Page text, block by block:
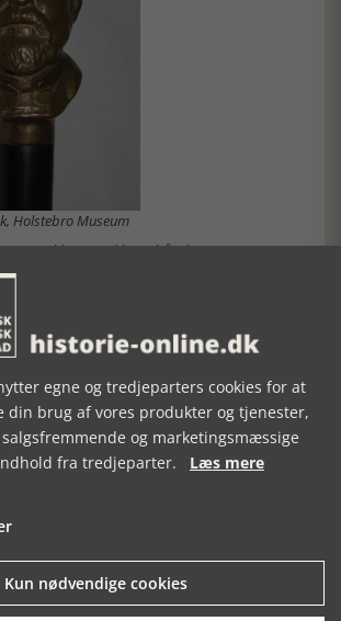
Holstebro Museum
stokken med buet håndtag scenen og
forsynet med en sølvring, hvori ejeren lod
Frem til anden verdenskrig og et stykke
af den personlige beklædning. Herefter
stok: Her er en ældre person som har
tale om støttestokke, som begge køn
var forsynet med håndgreb og gummidup
af disse stokke findes også på
til fortællingen om alderdom og pleje.
egne og tredjeparters cookies for at
din brug af vores produkter og tjenester,
og marketingsmæssige
fra tredjeparter. Læs mere
Kun nødvendige cookies